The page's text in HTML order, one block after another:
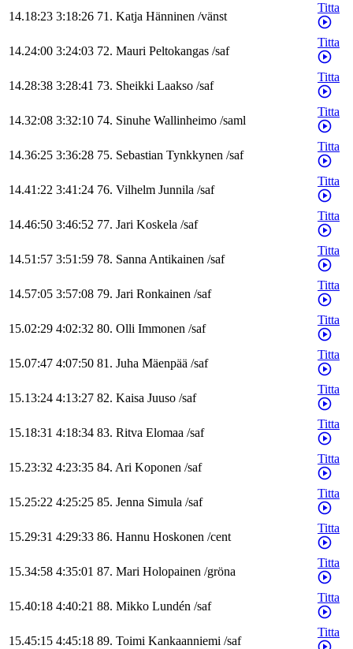
14.18:23 3:18:26 71. Katja Hänninen /vänst
Titta
14.24:00 3:24:03 72. Mauri Peltokangas /saf
Titta
14.28:38 3:28:41 73. Sheikki Laakso /saf
Titta
14.32:08 3:32:10 74. Sinuhe Wallinheimo /saml
Titta
14.36:25 3:36:28 75. Sebastian Tynkkynen /saf
Titta
14.41:22 3:41:24 76. Vilhelm Junnila /saf
Titta
14.46:50 3:46:52 77. Jari Koskela /saf
Titta
14.51:57 3:51:59 78. SannaAntikainen /saf
Titta
14.57:05 3:57:08 79. Jari Ronkainen /saf
Titta
15.02:29 4:02:32 80. Olli Immonen /saf
Titta
15.07:47 4:07:50 81. Juha Mäenpää /saf
Titta
15.13:24 4:13:27 82. Kaisa Juuso /saf
Titta
15.18:31 4:18:34 83. Ritva Elomaa /saf
Titta
15.23:32 4:23:35 84. Ari Koponen /saf
Titta
15.25:22 4:25:25 85. Jenna Simula /saf
Titta
15.29:31 4:29:33 86. Hannu Hoskonen /cent
Titta
15.34:58 4:35:01 87. Mari Holopainen /gröna
Titta
15.40:18 4:40:21 88. Mikko Lundén /saf
Titta
15.45:15 4:45:18 89. Toimi Kankaanniemi /saf
Titta